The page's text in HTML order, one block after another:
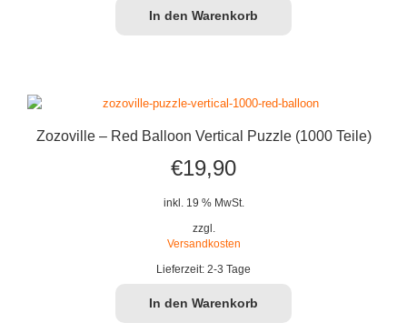
In den Warenkorb
Zozoville – Red Balloon Vertical Puzzle (1000 Teile)
€19,90
inkl. 19 % MwSt.
zzgl.
Versandkosten
Lieferzeit: 2-3 Tage
In den Warenkorb